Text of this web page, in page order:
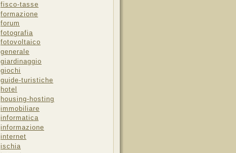
fisco-tasse
formazione
forum
fotografia
fotovoltaico
generale
giardinaggio
giochi
guide-turistiche
hotel
housing-hosting
immobiliare
informatica
informazione
internet
ischia